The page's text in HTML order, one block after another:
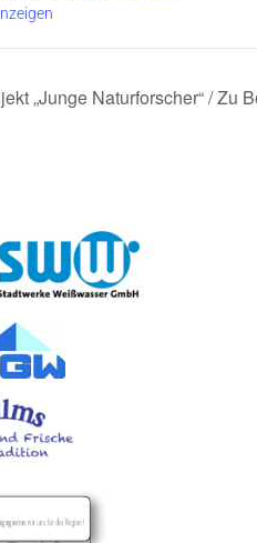
„Junge Naturforscher“ / Zu